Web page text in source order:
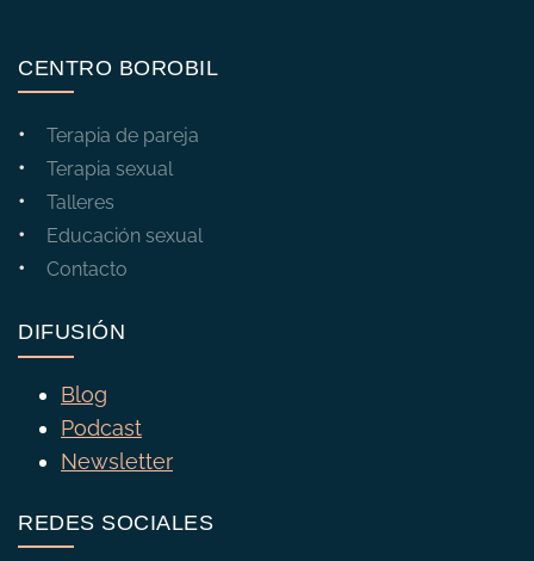
CENTRO BOROBIL
Terapia de pareja
Terapia sexual
Talleres
Educación sexual
Contacto
DIFUSIÓN
Blog
Podcast
Newsletter
REDES SOCIALES